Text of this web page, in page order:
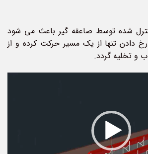
شده توسط صاعقه گیر باعث می­ شود
دادن تنها از یک مسیر حرکت کرده و از
و تخلیه گردد.